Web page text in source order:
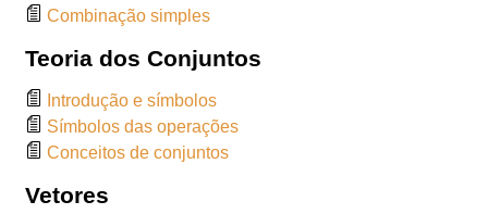
Combinação simples
Teoria dos Conjuntos
Introdução e símbolos
Símbolos das operações
Conceitos de conjuntos
Vetores